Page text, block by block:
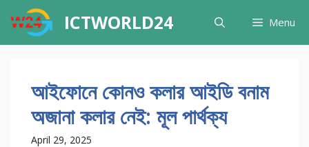
content
ICTWORLD24 Menu
আইফোনে কোনও কলার আইডি বনাম
অজানা কলার নেই: মূল পার্থক্য
April 29, 2025